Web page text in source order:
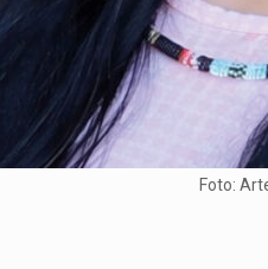
Foto: